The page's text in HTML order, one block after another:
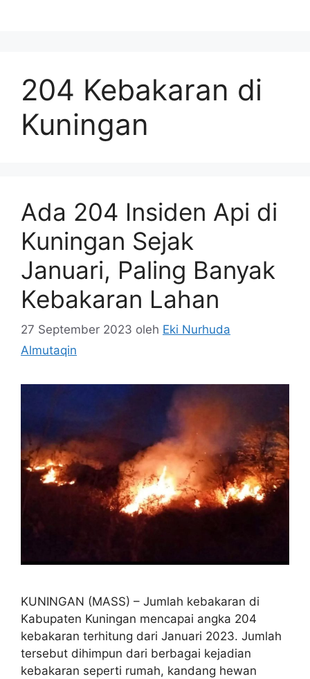
204 Kebakaran di
Kuningan
Ada 204 Insiden Api di
Kuningan Sejak
Januari, Paling Banyak
Kebakaran Lahan
27 September 2023 oleh Eki Nurhuda
Almutaqin
KUNINGAN (MASS) – Jumlah kebakaran di
Kabupaten Kuningan mencapai angka 204
kebakaran terhitung dari Januari 2023. Jumlah
tersebut dihimpun dari berbagai kejadian
kebakaran seperti rumah, kandang hewan